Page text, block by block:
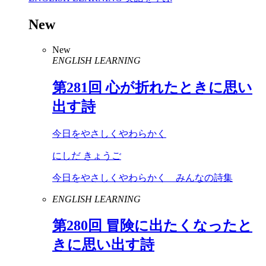
New
New
ENGLISH LEARNING
第281 回 心が折れたときに思い
出す詩
今日をやさしくやわらかく
にしだ きょうご
今日をやさしくやわらかく みんなの詩集
ENGLISH LEARNING
第280回 冒険に出たくなったと
きに思い出す詩